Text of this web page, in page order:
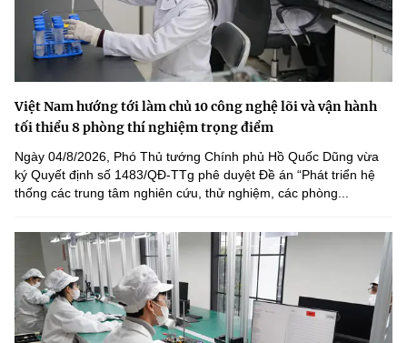
Việt Nam hướng tới làm chủ 10 công nghệ lõi và vận hành
tối thiểu 8 phòng thí nghiệm trọng điểm
Ngày 04/8/2026, Phó Thủ tướng Chính phủ Hồ Quốc Dũng vừa
ký Quyết định số 1483/QĐ-TTg phê duyệt Đề án “Phát triển hệ
thống các trung tâm nghiên cứu, thử nghiệm, các phòng...